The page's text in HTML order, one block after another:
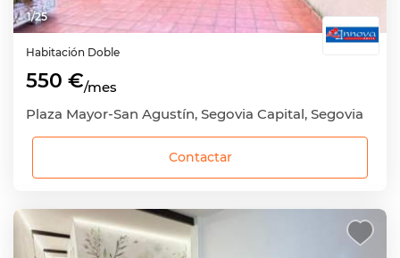
1/25
Habitación Doble
550 €/mes
Plaza Mayor-San Agustín, Segovia Capital, Segovia
Contactar